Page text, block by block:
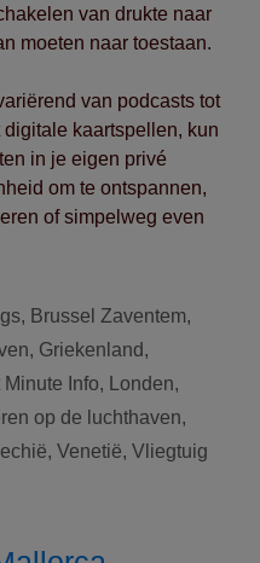
van drukte naar
moeten naar toestaan.
van podcasts tot
kaartspellen, kun
in je eigen privé
om te ontspannen,
of simpelweg even
, Brussel Zaventem,
, Griekenland,
Minute Info, Londen,
op de luchthaven,
, Venetië, Vliegtuig